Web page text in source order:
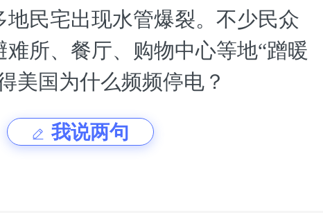
地民宅出现水管爆裂。不少民众
难所、餐厅、购物中心等地“蹭暖
美国为什么频频停电？
我说两句